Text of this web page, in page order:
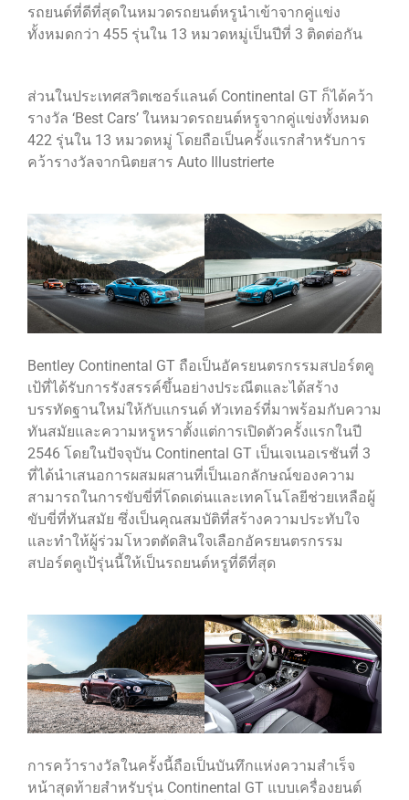
career
news
QR
Uncategorized
รถยนต์ที่ดีที่สุดในหมวดรถยนต์หรูนำเข้าจากคู่แข่ง
ทั้งหมดกว่า 455 รุ่นใน 13 หมวดหมู่เป็นปีที่ 3 ติดต่อกัน
ส่วนในประเทศสวิตเซอร์แลนด์ Continental GT ก็ได้คว้า
รางวัล ‘Best Cars’ ในหมวดรถยนต์หรูจากคู่แข่งทั้งหมด
422 รุ่นใน 13 หมวดหมู่ โดยถือเป็นครั้งแรกสำหรับการ
คว้ารางวัลจากนิตยสาร Auto Illustrierte
Bentley Continental GT ถือเป็นอัครยนตรกรรมสปอร์ตคู
เป้ที่ได้รับการรังสรรค์ขึ้นอย่างประณีตและได้สร้าง
บรรทัดฐานใหม่ให้กับแกรนด์ ทัวเทอร์ที่มาพร้อมกับความ
ทันสมัยและความหรูหราตั้งแต่การเปิดตัวครั้งแรกในปี
2546 โดยในปัจจุบัน Continental GT เป็นเจเนอเรชันที่ 3
ที่ได้นำเสนอการผสมผสานที่เป็นเอกลักษณ์ของความ
สามารถในการขับขี่ที่โดดเด่นและเทคโนโลยีช่วยเหลือผู้
ขับขี่ที่ทันสมัย ซึ่งเป็นคุณสมบัติที่สร้างความประทับใจ
และทำให้ผู้ร่วมโหวตตัดสินใจเลือกอัครยนตรกรรม
สปอร์ตคูเป้รุ่นนี้ให้เป็นรถยนต์หรูที่ดีที่สุด
การคว้ารางวัลในครั้งนี้ถือเป็นบันทึกแห่งความสำเร็จ
หน้าสุดท้ายสำหรับรุ่น Continental GT แบบเครื่องยนต์